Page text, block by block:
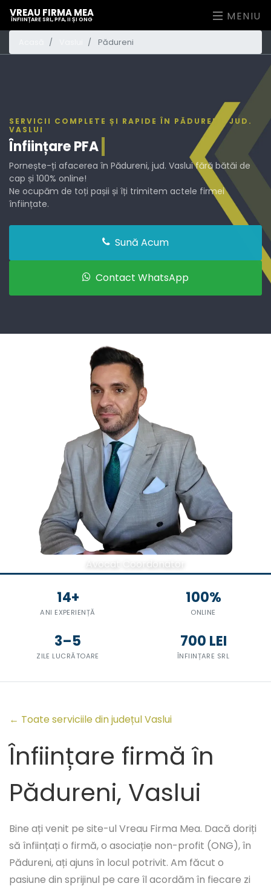
VREAU FIRMA MEA
ÎNFIINȚARE SRL, PFA, II ȘI ONG MENIU
Pădureni
SERVICII COMPLETE ȘI RAPIDE ÎN PĂDURENI, JUD.
VASLUI
ÎnființarePFA
Pornește-ți afacerea în Pădureni, jud. Vaslui fără bătăi de
cap și 100% online!
Ne ocupăm de toți pașii și îți trimitem actele firmei
înființate.
Sună Acum
Contact WhatsApp
Avocat Coordonator
14+
ANI EXPERIENȚĂ
100%
ONLINE
3–5
ZILE LUCRĂTOARE
700 LEI
ÎNFIINȚARE SRL
← Toate serviciile din județul Vaslui
Înființare firmă în
Pădureni, Vaslui
Bine ați venit pe site-ul Vreau Firma Mea. Dacă doriți
să înființați o firmă, o asociație non-profit (ONG), în
Pădureni, ați ajuns în locul potrivit. Am făcut o
pasiune din sprijinul pe care îl acordăm în fiecare zi